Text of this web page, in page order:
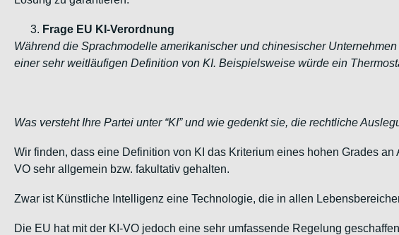
Frage EU KI-Verordnung
Während die Sprachmodelle amerikanischer und chinesischer
einer sehr weitläufigen Definition von KI. Beispielsweise würde ein
Was versteht Ihre Partei unter “KI” und wie gedenkt sie, die rechtliche
Wir finden, dass eine Definition von KI das Kriterium eines hohen Grades
VO sehr allgemein bzw. fakultativ gehalten.
Zwar ist Künstliche Intelligenz eine Technologie, die in allen
Die EU hat mit der KI-VO jedoch eine sehr umfassende Regelung